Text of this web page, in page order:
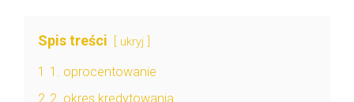
Spis treści ukryj
1 1. oprocentowanie
2 2. okres kredytowania